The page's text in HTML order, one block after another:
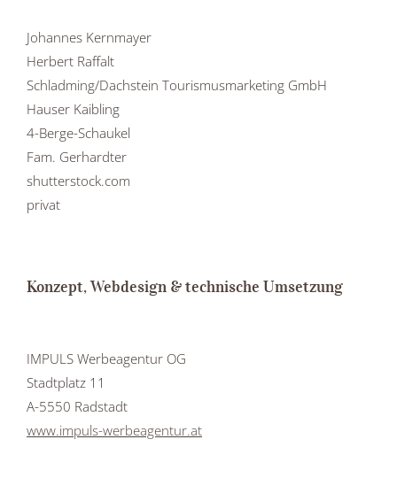
Johannes Kernmayer
Herbert Raffalt
Schladming/Dachstein Tourismusmarketing GmbH
Hauser Kaibling
4-Berge-Schaukel
Fam. Gerhardter
shutterstock.com
privat
Konzept, Webdesign & technische Umsetzung
IMPULS Werbeagentur OG
Stadtplatz 11
A-5550 Radstadt
www.impuls-werbeagentur.at